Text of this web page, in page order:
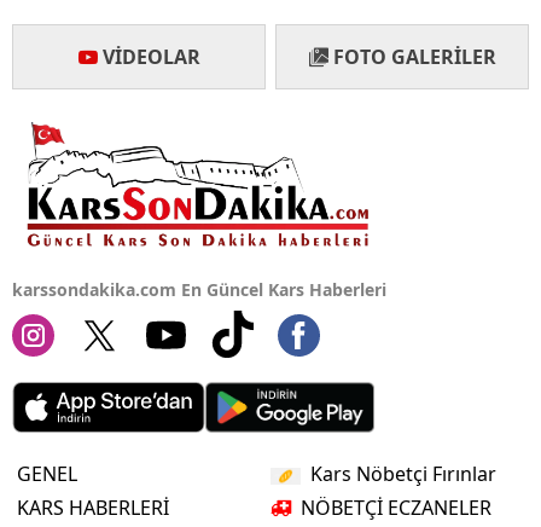
VIDEOLAR FOTO GALERILER
karssondakika.com En Güncel Kars Haberleri
GENEL
KARS HABERLERİ
Kars Nöbetçi Fırınlar
NÖBETÇİ ECZANELER